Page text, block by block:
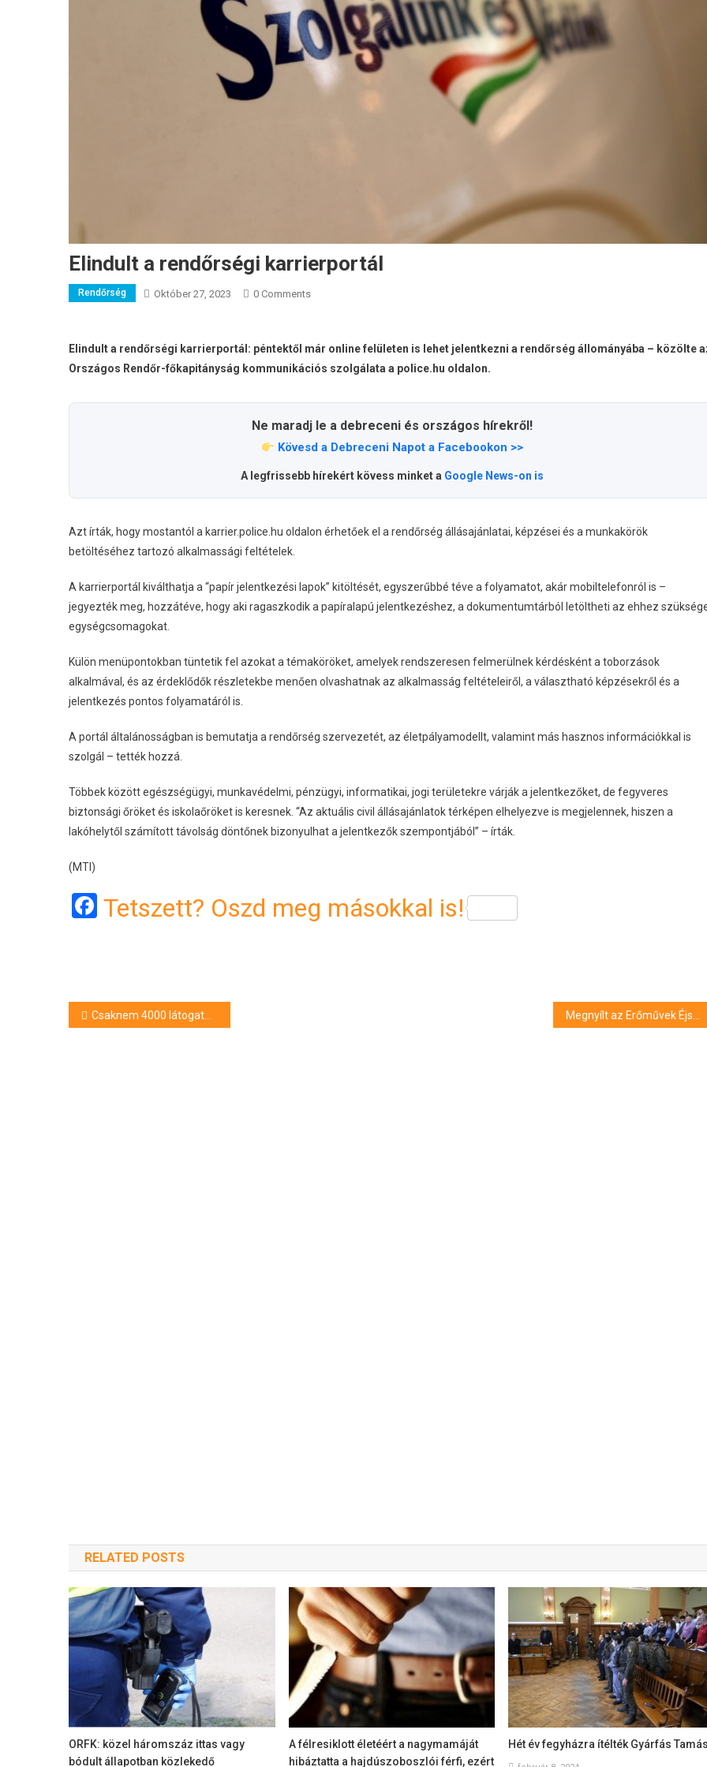
Elindult a rendőrségi karrierportál
Rendőrség Október 27, 2023 0 Comments
Elindult a rendőrségi karrierportál: péntektől már online felületen is lehet jelentkezni a rendőrség állományába – közölte
Országos Rendőr-főkapitányság kommunikációs szolgálata a police.hu oldalon.
Ne maradj le a debreceni és országos hírekről!
Kövesd a Debreceni Napot a Facebookon >>
A legfrissebb hírekért kövess minket a Google News-on is
Azt írták, hogy mostantól a karrier.police.hu oldalon érhetőek el a rendőrség állásajánlatai, képzései és a munkakörök
betöltéséhez tartozó alkalmassági feltételek.
A karrierportál kiválthatja a “papír jelentkezési lapok” kitöltését, egyszerűbbé téve a folyamatot, akár mobiltelefonról is –
jegyezték meg, hozzátéve, hogy aki ragaszkodik a papíralapú jelentkezéshez, a dokumentumtárból letöltheti az ehhez
egységcsomagokat.
Külön menüpontokban tüntetik fel azokat a témaköröket, amelyek rendszeresen felmerülnek kérdésként a toborzások
alkalmával, és az érdeklődők részletekbe menően olvashatnak az alkalmasság feltételeiről, a választható képzésekről és a
jelentkezés pontos folyamatáról is.
A portál általánosságban is bemutatja a rendőrség szervezetét, az életpályamodellt, valamint más hasznos információkkal is
szolgál – tették hozzá.
Többek között egészségügyi, munkavédelmi, pénzügyi, informatikai, jogi területekre várják a jelentkezőket, de fegyveres
biztonsági őröket és iskolaőröket is keresnek. “Az aktuális civil állásajánlatok térképen elhelyezve is megjelennek, hiszen a
lakóhelytől számított távolság döntőnek bizonyulhat a jelentkezők szempontjából” – írták.
(MTI)
Facebook
Tetszett? Oszd meg másokkal is!
Bejegyzés
Csaknem 4000 látogatót vonzott a 360 Design Budapest kiállítás Megnyílt az Erőművek Éjszakája energiaipari rendezvény
RELATED POSTS
ORFK: közel háromszáz ittas vagy
bódult állapotban közlekedő
A félresiklott életéért a nagymamáját
hibáztatta a hajdúszoboszlói férfi, ezért
Hét év fegyházra ítélték Gyárfás